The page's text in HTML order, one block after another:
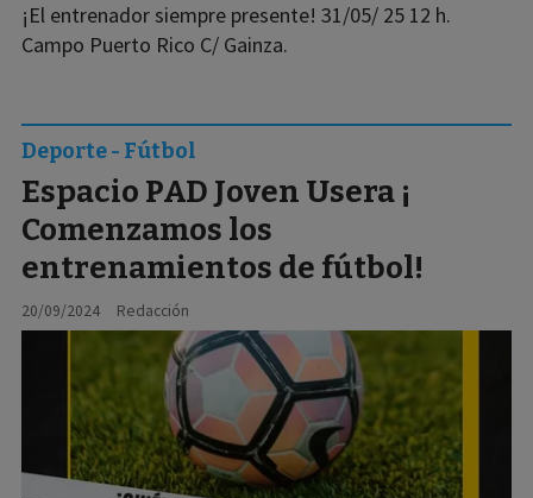
¡El entrenador siempre presente! 31/05/ 25 12 h.
Campo Puerto Rico C/ Gainza.
Espacio PAD Joven Usera ¡
Comenzamos los
entrenamientos de fútbol!
Redacción
Deporte - Fútbol
20/09/2024